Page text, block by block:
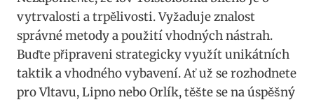
vytrvalosti‍ a trpělivosti. ⁣Vyžaduje znalost
správné metody ⁢a použití vhodných ​nástrah.
Buďte připraveni strategicky využít‌ unikátních
taktik a‌ vhodného vybavení. Ať už se rozhodnete
pro Vltavu, Lipno nebo ⁣Orlík, těšte se na úspěšný